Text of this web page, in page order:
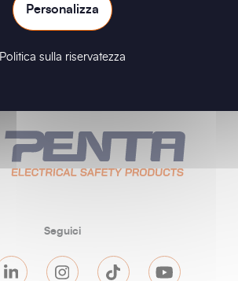
Seguici
Personalizza
Politica sulla riservatezza